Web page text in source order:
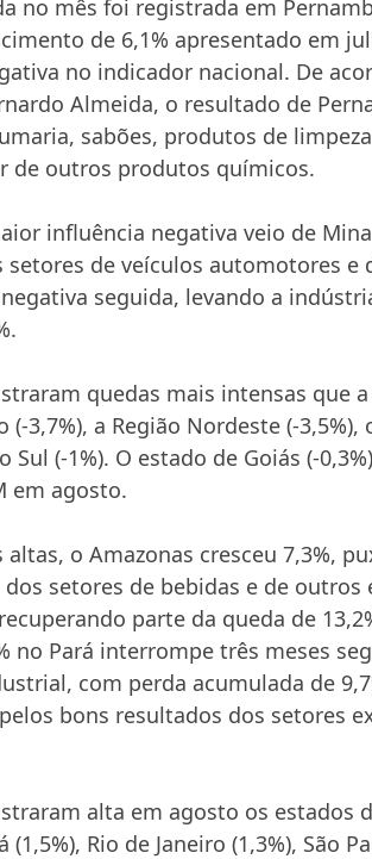
no mês foi registrada em
de 6,1% apresentado em
no indicador nacional. De
Almeida, o resultado de
sabões, produtos de
de outros produtos químicos.
influência negativa veio de
setores de veículos automotores e
seguida, levando a
quedas mais intensas que
(-3,7%), a Região Nordeste (-3,5%),
Sul (-1%). O estado de Goiás (-
em agosto.
altas, o Amazonas cresceu 7,3%,
setores de bebidas e de
parte da queda de
no Pará interrompe três meses
com perda acumulada de
bons resultados dos setores
alta em agosto os estados
(1,5%), Rio de Janeiro (1,3%), São